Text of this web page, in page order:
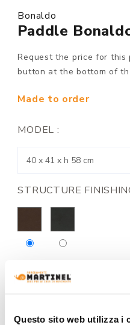
Questo sito web utilizza i
Bonaldo
Paddle
Request the price for this
button at the bottom of
Made to order
MODEL :
STRUCTURE
UPPER AND LOWER